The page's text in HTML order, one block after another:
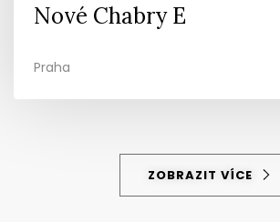
Nové Chabry E
Praha
ZOBRAZIT VÍCE